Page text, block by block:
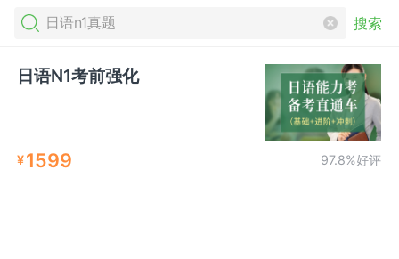
搜索
日语N1考前强化
¥1599 97.8%好评